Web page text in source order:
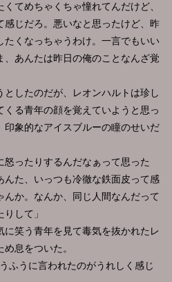
てめちゃくちゃ憧れてんだけど、
じだろ。悪いなと思ったけど、昨
たくなっちゃうわけ。一言でもいい
あんたは昨日の俺のことなんざ覚
したのだが、レオンハルトは珍し
くる青年の顔を覚えていようと思っ
印象的なアイスブルーの瞳のせいだ
怒ったりするんだなぁって思った
んた、いっつも冷徹な鉄面皮って感
んか。なんか、同じ人間なんだって
して」
笑う青年を見て毒気を抜かれたレ
息をついた。
うに言われたのがうれしく感じ